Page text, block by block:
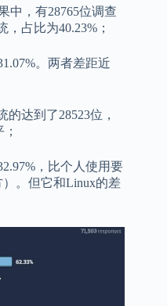
中，有28765位调查
占比为40.23%；
。两者差距近
达到了28523位，
，比个人使用要
）。但它和Linux的差